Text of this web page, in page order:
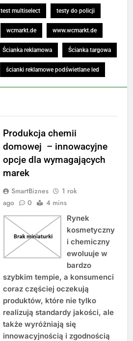
Produkcja chemii
domowej – innowacyjne
opcje dla wymagających
marek
SmartBiznes
1 rok
ago
0 4 mins
Rynek
kosmetyczny
i chemiczny
ewoluuje w
bardzo
szybkim tempie, a konsumenci
coraz częściej oczekują
produktów, które nie tylko
realizują standardy jakości, ale
także wyróżniają się
innowacyjnością i zgodnością
test multiselect testy do policji
wcmarkt.de www.wcmarkt.de
Ścianka reklamowa Ścianka targowa
ścianki reklamowe podświetlane led